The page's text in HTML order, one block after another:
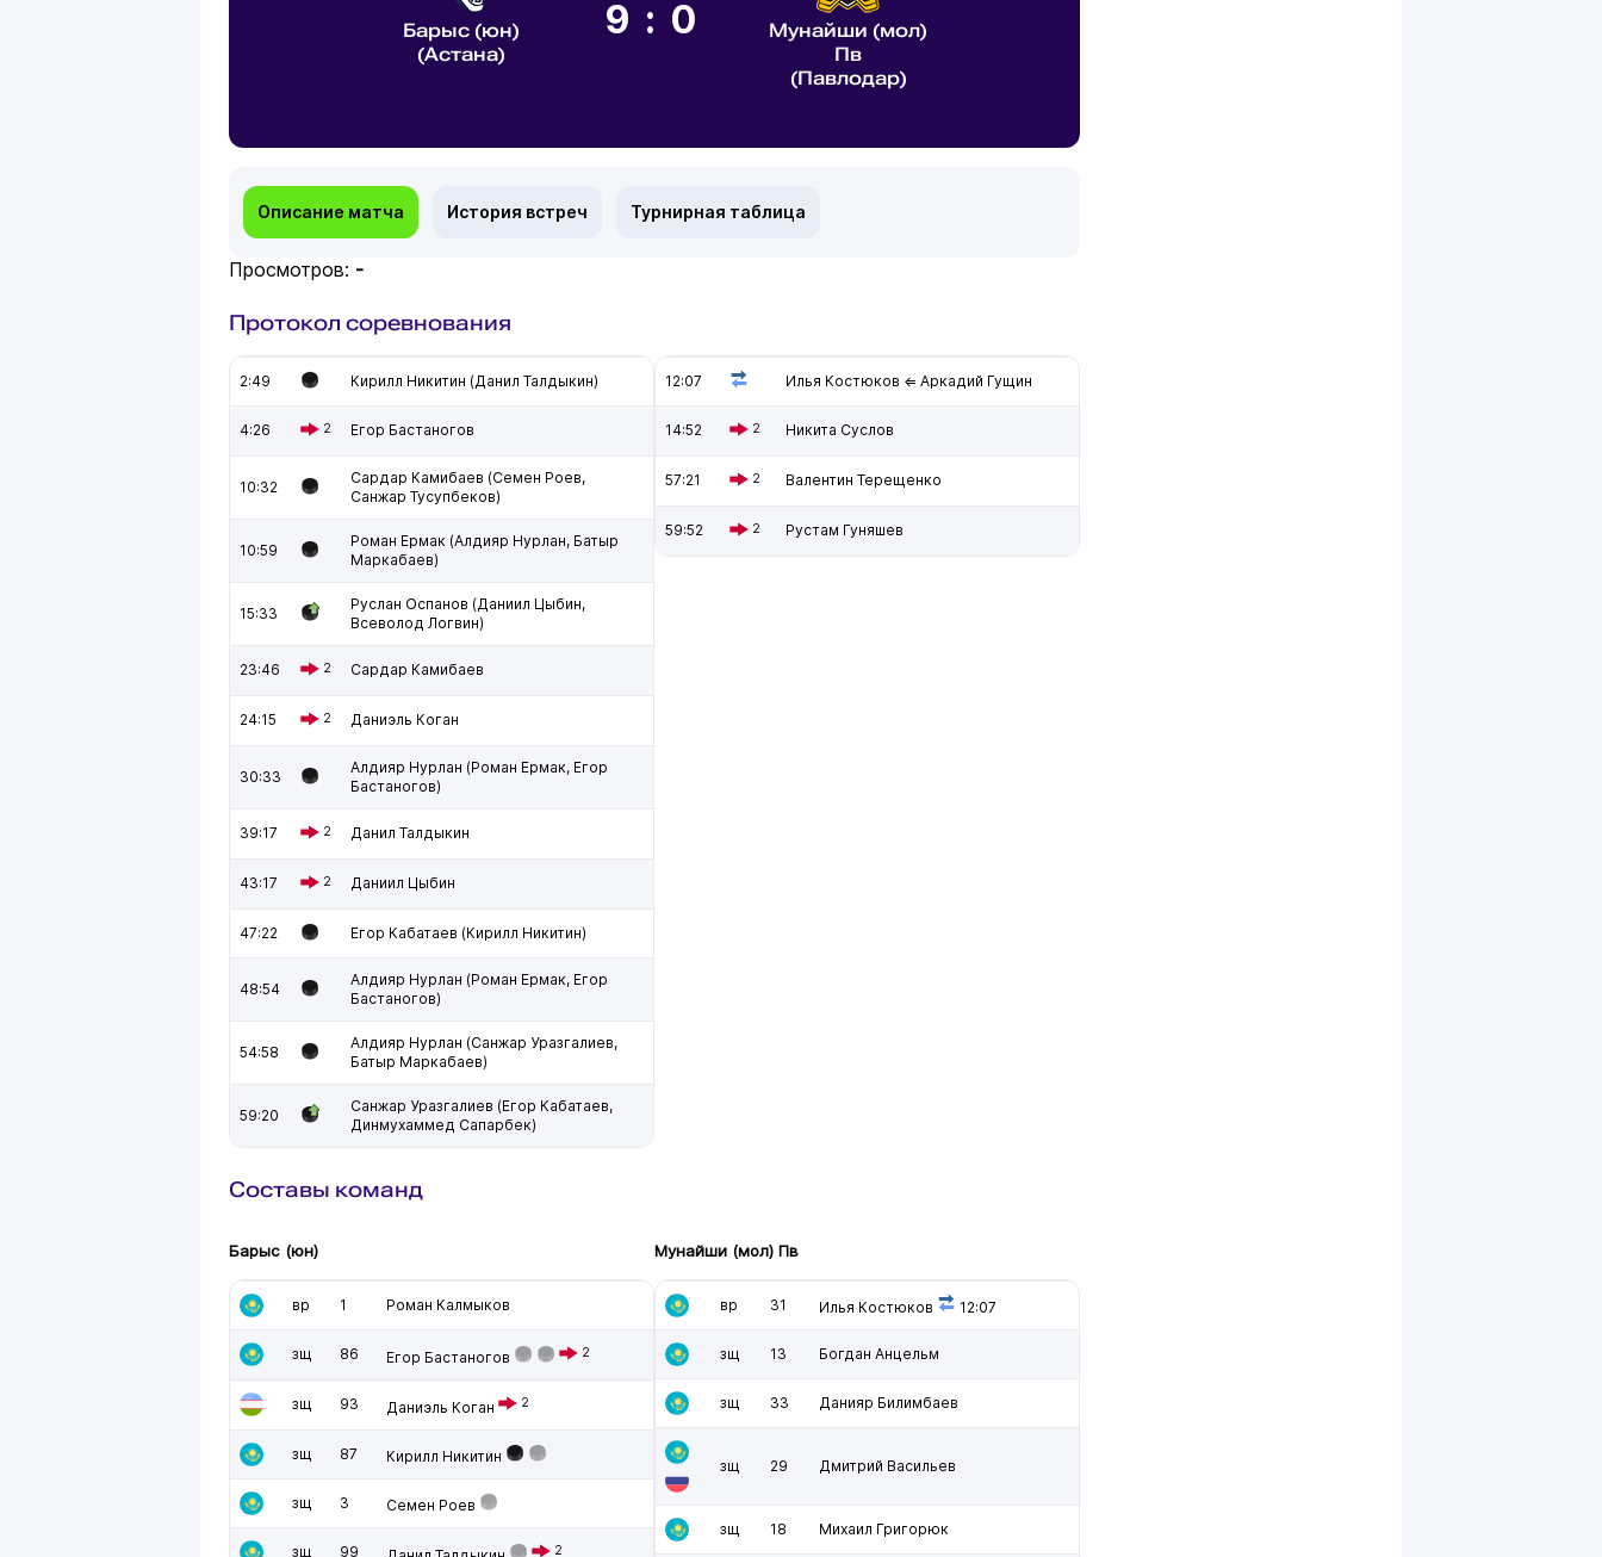
Барыс (юн)
(Астана)
9:0
Мунайши (мол)
Пв
(Павлодар)
Описание матча История встреч Турнирная таблица
Просмотров: -
Протокол соревнования
2:49 Кирилл Никитин (Данил Талдыкин)
4:26 2 Егор Бастаногов
10:32
Сардар Камибаев (Семен Роев,
Санжар Тусупбеков)
10:59
Роман Ермак (Алдияр Нурлан, Батыр
Маркабаев)
15:33
Руслан Оспанов (Даниил Цыбин,
Всеволод Логвин)
23:46 2 Сардар Камибаев
24:15 2 Даниэль Коган
30:33
Алдияр Нурлан (Роман Ермак, Егор
Бастаногов)
39:17 2 Данил Талдыкин
43:17 2 Даниил Цыбин
47:22 Егор Кабатаев (Кирилл Никитин)
48:54
Алдияр Нурлан (Роман Ермак, Егор
Бастаногов)
54:58
Алдияр Нурлан (Санжар Уразгалиев,
Батыр Маркабаев)
59:20
Санжар Уразгалиев (Егор Кабатаев,
Динмухаммед Сапарбек)
12:07 Илья Костюков ⇐ Аркадий Гущин
14:52 2 Никита Суслов
57:21 2 Валентин Терещенко
59:52 2 Рустам Гуняшев
Составы команд
Барыс (юн)
вр 1 Роман Калмыков
зщ 86 Егор Бастаногов 2
зщ 93 Даниэль Коган 2
зщ 87 Кирилл Никитин
зщ 3 Семен Роев
зщ 99 2
Мунайши (мол) Пв
вр 31 Илья Костюков 12:07
зщ 13 Богдан Анцельм
зщ 33 Данияр Билимбаев
зщ 29 Дмитрий Васильев
зщ 18 Михаил Григорюк